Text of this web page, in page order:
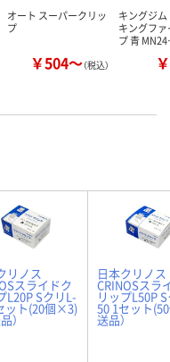
オート スーパークリッ
プ
￥504～（税込）
キングジ
キングフ
プ 青
リノス
スライドク
L20P SクリL-
ット(20個×3)
）
日本クリノス
CRINOSスラ
リップL50P
50 1セット(50
送品）